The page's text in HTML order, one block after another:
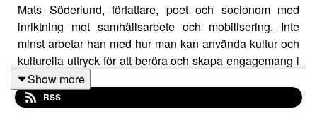
Mats Söderlund, författare, poet och socionom med
inriktning mot samhällsarbete och mobilisering. Inte
minst arbetar han med hur man kan använda kultur och
kulturella uttryck för att beröra och skapa engagemang i
klimatfrågan. Om kulturens viktiga roll i
klimatomställningen kretsar det här avsnittet, både i
samtalet med Mats och i reflektionerna mellan Sara och
Show more
RSS